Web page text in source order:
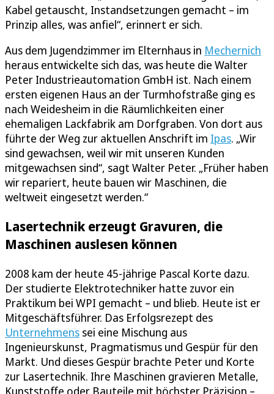
Kabel getauscht, Instandsetzungen gemacht – im
Prinzip alles, was anfiel“, erinnert er sich.
Aus dem Jugendzimmer im Elternhaus in Mechernich
heraus entwickelte sich das, was heute die Walter
Peter Industrieautomation GmbH ist. Nach einem
ersten eigenen Haus an der Turmhofstraße ging es
nach Weidesheim in die Räumlichkeiten einer
ehemaligen Lackfabrik am Dorfgraben. Von dort aus
führte der Weg zur aktuellen Anschrift im Ipas. „Wir
sind gewachsen, weil wir mit unseren Kunden
mitgewachsen sind“, sagt Walter Peter. „Früher haben
wir repariert, heute bauen wir Maschinen, die
weltweit eingesetzt werden.“
Lasertechnik erzeugt Gravuren, die
Maschinen auslesen können
2008 kam der heute 45-jährige Pascal Korte dazu.
Der studierte Elektrotechniker hatte zuvor ein
Praktikum bei WPI gemacht – und blieb. Heute ist er
Mitgeschäftsführer. Das Erfolgsrezept des
Unternehmens sei eine Mischung aus
Ingenieurskunst, Pragmatismus und Gespür für den
Markt. Und dieses Gespür brachte Peter und Korte
zur Lasertechnik. Ihre Maschinen gravieren Metalle,
Kunststoffe oder Bauteile mit höchster Präzision –